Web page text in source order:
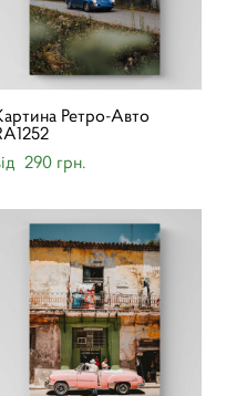
Ретро-Авто
290 грн.